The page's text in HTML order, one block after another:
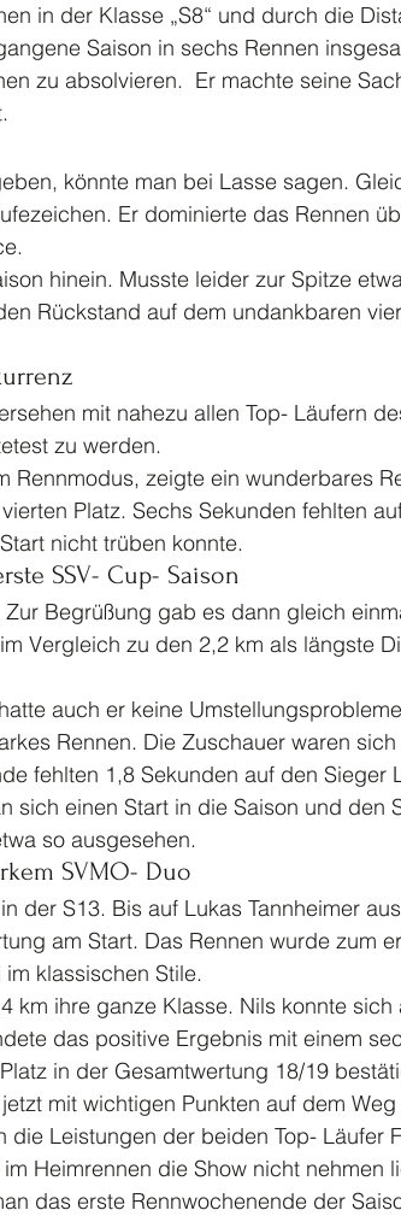
in der Klasse „S8“ und durch die
Saison in sechs Rennen
zu absolvieren.  Er machte seine
könnte man bei Lasse sagen.
Er dominierte das Rennen
hinein. Musste leider zur Spitze
Rückstand auf dem undankbaren
mit nahezu allen Top- Läufern
zu werden.
Rennmodus, zeigte ein wunderbares
Platz. Sechs Sekunden fehlten
nicht trüben konnte.
SSV- Cup- Saison
Begrüßung gab es dann gleich
Vergleich zu den 2,2 km als längste
auch er keine
Rennen. Die Zuschauer waren
fehlten 1,8 Sekunden auf den Sieger
sich einen Start in die Saison und den
so ausgesehen.
SVMO- Duo
der S13. Bis auf Lukas Tannheimer
am Start. Das Rennen wurde zum
klassischen Stile.
km ihre ganze Klasse. Nils konnte sich
das positive Ergebnis mit einem
in der Gesamtwertung 18/19
mit wichtigen Punkten auf dem
die Leistungen der beiden Top- Läufer
Heimrennen die Show nicht nehmen
das erste Rennwochenende der